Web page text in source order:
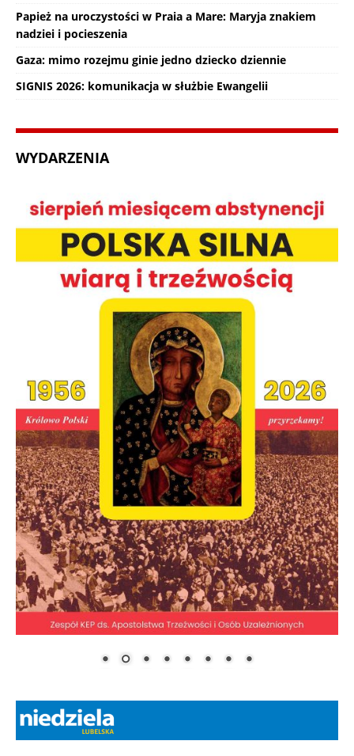
Papież na uroczystości w Praia a Mare: Maryja znakiem
nadziei i pocieszenia
Gaza: mimo rozejmu ginie jedno dziecko dziennie
SIGNIS 2026: komunikacja w służbie Ewangelii
WYDARZENIA